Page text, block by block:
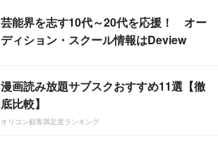
芸能界を志す10代～20代を応援！ オー
ディション・スクール情報はDeview
漫画読み放題サブスクおすすめ11選【徹
底比較】
オリコン顧客満足度ランキング